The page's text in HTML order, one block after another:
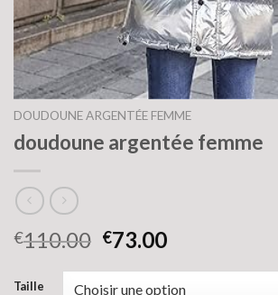
DOUDOUNE ARGENTÉE FEMME
doudoune argentée femme
€110.00 €73.00
Taille